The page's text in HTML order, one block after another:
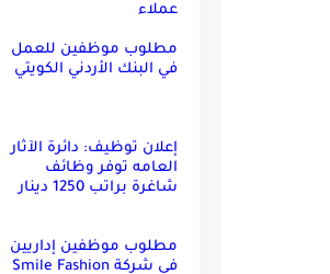
عملاء
مطلوب موظفين للعمل
في البنك الأردني الكويتي
إعلان توظيف: دائرة الآثار
العامه توفر وظائف
شاغرة براتب 1250 دينار
مطلوب موظفين إداريين
في شركة Smile Fashion